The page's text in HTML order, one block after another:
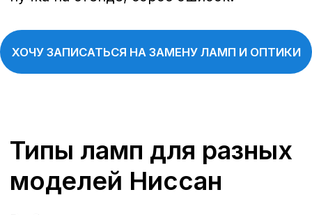
Замена ламп головного
света Nissan
функциональность.
Открываем доступ к блоку
фары, снимая декоративные
Отключаем разъём питания
лампы и переводим крепёжный